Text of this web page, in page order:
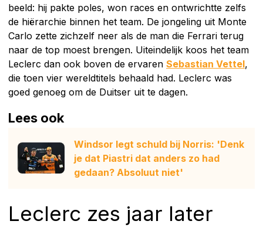
beeld: hij pakte poles, won races en ontwrichtte zelfs
de hiërarchie binnen het team. De jongeling uit Monte
Carlo zette zichzelf neer als de man die Ferrari terug
naar de top moest brengen. Uiteindelijk koos het team
Leclerc dan ook boven de ervaren Sebastian Vettel,
die toen vier wereldtitels behaald had. Leclerc was
goed genoeg om de Duitser uit te dagen.
Lees ook
Windsor legt schuld bij Norris: 'Denk
je dat Piastri dat anders zo had
gedaan? Absoluut niet'
Leclerc zes jaar later